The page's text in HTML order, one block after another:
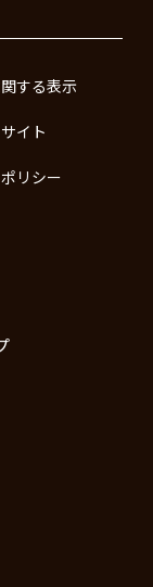
する表示
イト
リシー